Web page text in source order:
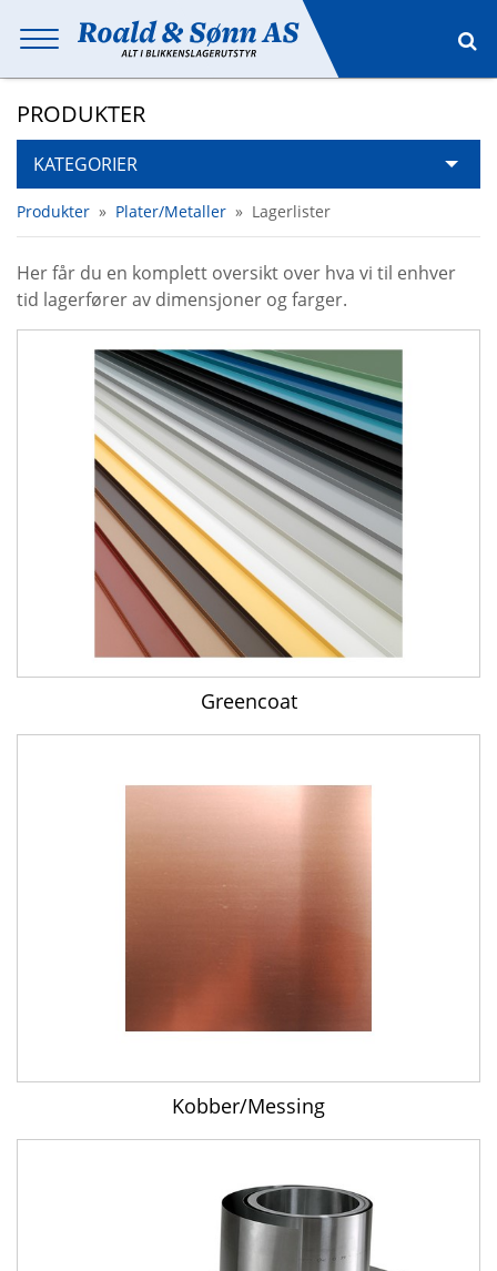
PRODUKTER
KATEGORIER
Produkter » Plater/Metaller » Lagerlister
Her får du en komplett oversikt over hva vi til enhver
tid lagerfører av dimensjoner og farger.
Greencoat
Kobber/Messing